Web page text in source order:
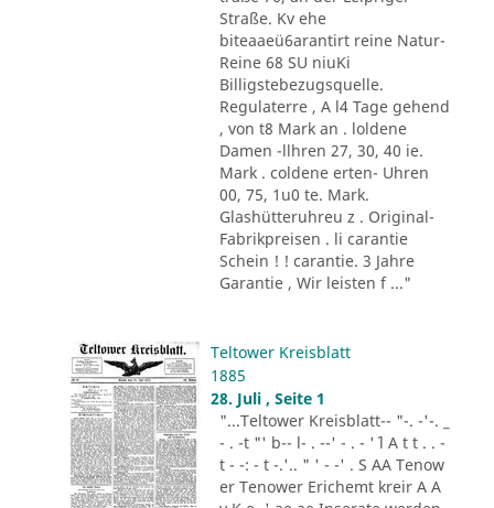
Straße. Kv ehe
biteaaeü6arantirt reine Natur-
Reine 68 SU niuKi
Billigstebezugsquelle.
Regulaterre , A l4 Tage gehend
, von t8 Mark an . loldene
Damen -llhren 27, 30, 40 ie.
Mark . coldene erten- Uhren
00, 75, 1u0 te. Mark.
Glashütteruhreu z . Original-
Fabrikpreisen . li carantie
Schein ! ! carantie. 3 Jahre
Garantie , Wir leisten f ..."
Teltower Kreisblatt
1885
28. Juli , Seite 1
"...Teltower Kreisblatt-- "-. -'-. _
- . -t "' b-- l- . --' - . - '´ l A t t . . -
t - -: - t -.'.. " ' - -' . S AA Tenow
er Tenower Erichemt kreir A A